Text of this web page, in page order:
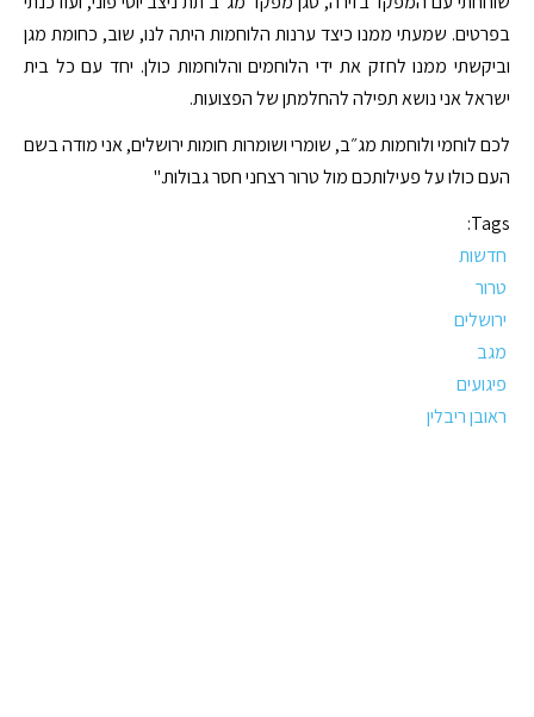
בפרטים. שמעתי ממנו כיצד ערנות הלוחמות היתה לנו, שוב, כחומת מגן
וביקשתי ממנו לחזק את ידי הלוחמים והלוחמות כולן. יחד עם כל בית
ישראל אני נושא תפילה להחלמתן של הפצועות.
לכם לוחמי ולוחמות מג״ב, שומרי ושומרות חומות ירושלים, אני מודה בשם
העם כולו על פעילותכם מול טרור רצחני חסר גבולות."
Tags:
חדשות
טרור
ירושלים
מגב
פיגועים
ראובן ריבלין